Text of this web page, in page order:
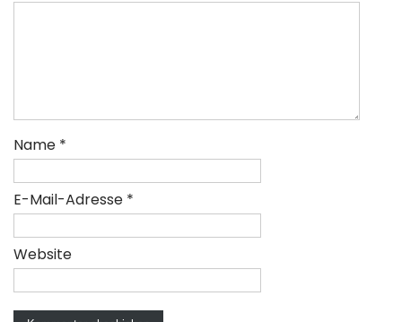
Name *
E-Mail-Adresse *
Website